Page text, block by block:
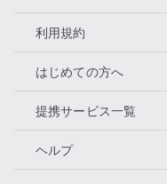
利用規約
はじめての方へ
提携サービス一覧
ヘルプ